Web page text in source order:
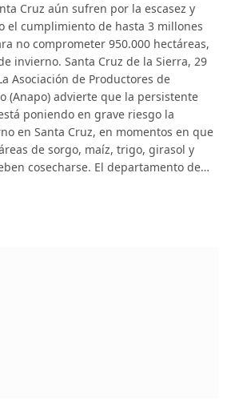
Cruz aún sufren por la escasez y
el cumplimiento de hasta 3 millones
no comprometer 950.000 hectáreas,
invierno. Santa Cruz de la Sierra, 29
Asociación de Productores de
(Anapo) advierte que la persistente
poniendo en grave riesgo la
en Santa Cruz, en momentos en que
de sorgo, maíz, trigo, girasol y
cosecharse. El departamento de…